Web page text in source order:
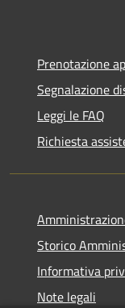
Prenotazione
Segnalazione
Leggi le FAQ
Richiesta
Storico
Informativa
Note legali